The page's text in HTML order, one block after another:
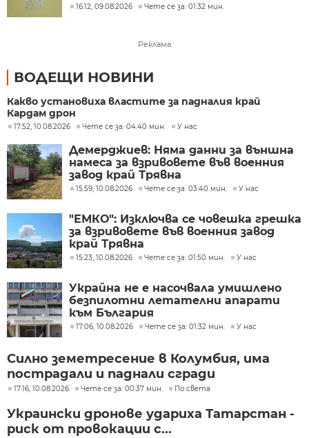
16:12, 09.08.2026 Чете се за: 01:32 мин.
Реклама
ВОДЕЩИ НОВИНИ
Какво установиха властите за падналия край
Кардам дрон
17:52, 10.08.2026 Чете се за: 04:40 мин. У нас
Демерджиев: Няма данни за външна
намеса за взривовете във военния
завод край Трявна
15:59, 10.08.2026 Чете се за: 03:40 мин. У нас
"ЕМКО": Изключва се човешка грешка
за взривовете във военния завод
край Трявна
15:23, 10.08.2026 Чете се за: 01:50 мин. У нас
Украйна не е насочвала умишлено
безпилотни летателни апарати
към България
17:06, 10.08.2026 Чете се за: 01:32 мин. У нас
Силно земетресение в Колумбия, има
пострадали и паднали сгради
17:16, 10.08.2026 Чете се за: 00:37 мин. По света
Украински дронове удариха Татарстан -
риск от провокации с...